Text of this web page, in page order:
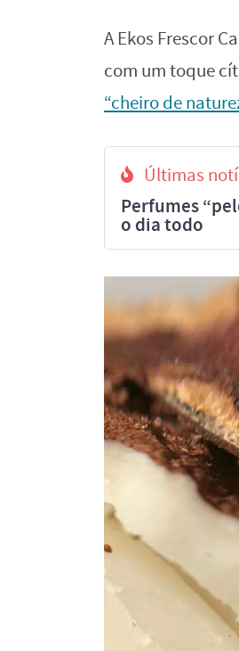
A Ekos Frescor
com um toque
“cheiro de
Últimas
Perfumes
o dia todo